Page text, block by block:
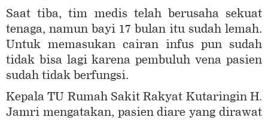
Saat tiba, tim medis telah berusaha sekuat
tenaga, namun bayi 17 bulan itu sudah lemah.
Untuk memasukan cairan infus pun sudah
tidak bisa lagi karena pembuluh vena pasien
sudah tidak berfungsi.
Kepala TU Rumah Sakit Rakyat Kutaringin H.
Jamri mengatakan, pasien diare yang dirawat